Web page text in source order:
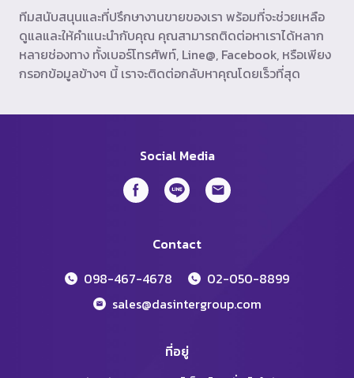
ทีมสนับสนุนและที่ปรึกษางานขายของเรา พร้อมที่จะช่วยเหลือ
ดูแลและให้คำแนะนำกับคุณ คุณสามารถติดต่อหาเราได้หลาก
หลายช่องทาง ทั้งเบอร์โทรศัพท์, Line@, Facebook, หรือเพียง
กรอกข้อมูลข้างๆ นี้ เราจะติดต่อกลับหาคุณโดยเร็วที่สุด
Social Media
Contact
098-467-4678
02-050-8899
sales@dasintergroup.com
ที่อยู่